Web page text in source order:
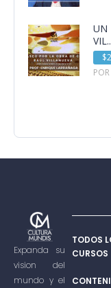
UN
Expanda su
vision del
mundo y el
TODOS
CURSOS